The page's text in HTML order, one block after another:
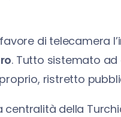
di telecamera
. Tutto sistemato
ristretto
della